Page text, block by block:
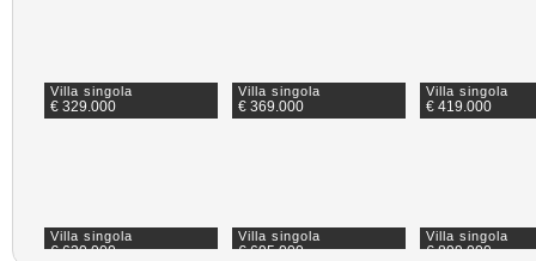
Villa singola
€ 329.000
Villa singola
€ 369.000
Villa singola
€ 419.000
Villa singola
€ 630.000
Villa singola
€ 695.000
Villa singola
€ 899.000